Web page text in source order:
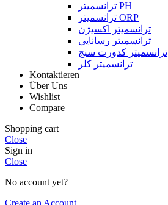
ترانسمیتر PH
ترانسمیتر ORP
ترانسمیتر اکسیژن
ترانسمیتر رسانایی
ترانسمیتر کدورت سنج
ترانسمیتر کلر
Kontaktieren
Über Uns
Wishlist
Compare
Shopping cart
Close
Sign in
Close
No account yet?
Create an Account